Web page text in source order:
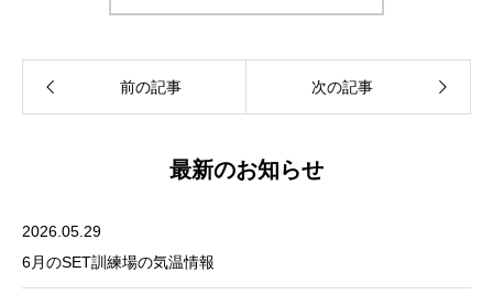
最新のお知らせ
2026.05.29
6月のSET訓練場の気温情報